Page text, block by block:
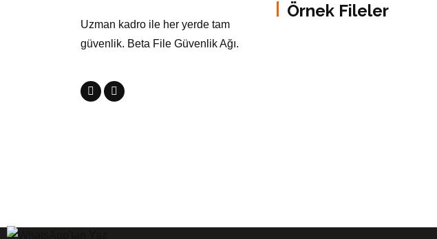
Uzman kadro ile her yerde tam
güvenlik. Beta File Güvenlik Ağı.
Örnek Fileler